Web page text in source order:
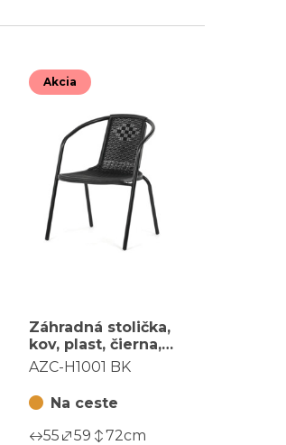
Akcia
Záhradná stolička,
kov, plast, čierna,
AZC-H1001 BK
AZC-H1001 BK
Na ceste
55
59 72cm